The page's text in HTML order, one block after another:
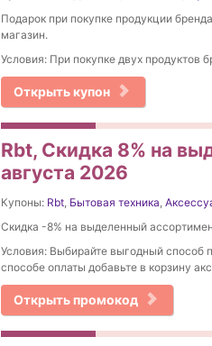
Подарок при покупке продукции
магазин.
Условия: При покупке двух продуктов
Открыть купон
Rbt, Скидка 8% на
августа 2026
Купоны: Rbt, Бытовая техника,
Скидка -8% на выделенный
Условия: Выбирайте выгодный способ
способе оплаты добавьте в корзину
Открыть промокод